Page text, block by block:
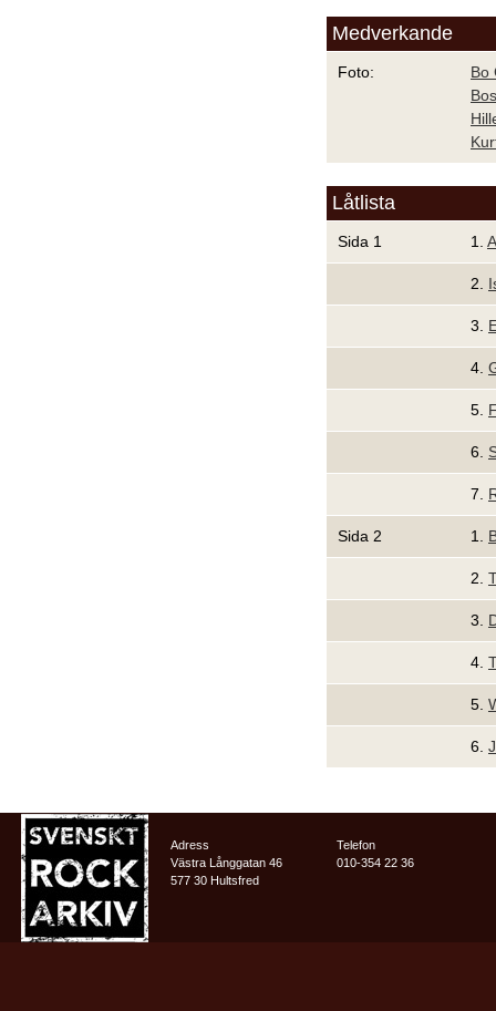
Medverkande
Foto:
Bo
Låtlista
Sida 1 1.
2.
3.
4.
5.
6.
7.
Sida 2 1.
2.
3.
4.
5.
6.
Adress
Västra Långgatan 46
577 30 Hultsfred
Telefon
010-354 22 36